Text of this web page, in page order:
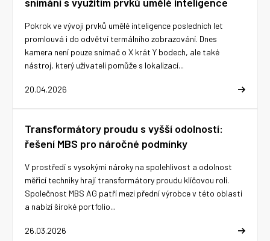
20.04.2026
Pokrok ve vývoji prvků umělé inteligence posledních let
promlouvá i do odvětví termálního zobrazování. Dnes
kamera není pouze snímač o X krát Y bodech, ale také
nástroj, který uživateli pomůže s lokalizací...
Transformátory proudu s vyšší odolností:
řešení MBS pro náročné podmínky
26.03.2026
V prostředí s vysokými nároky na spolehlivost a odolnost
měřicí techniky hrají transformátory proudu klíčovou roli.
Společnost MBS AG patří mezi přední výrobce v této oblasti
a nabízí široké portfolio...